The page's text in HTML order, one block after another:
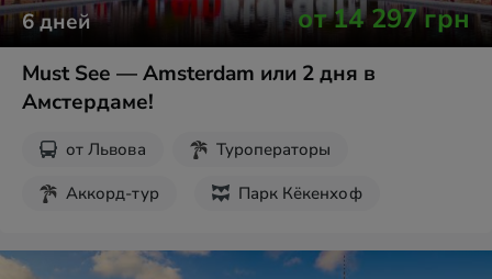
6дней от14 297грн
Must Seе — Amsterdam или 2 дня в
Амстердаме!
от Львова
Туроператоры
Аккорд-тур
Парк Кёкенхоф